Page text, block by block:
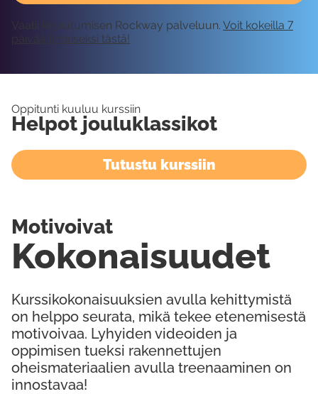
Vaatii kirjautumisen Rockway palveluun. Voit kokeilla 7
päivää ilmaiseksi tästä!
Oppitunti kuuluu kurssiin
Helpot jouluklassikot
Tutustu kurssiin
Kurssikokonaisuuksien avulla kehittymistä
on helppo seurata, mikä tekee etenemisestä
motivoivaa. Lyhyiden videoiden ja
oppimisen tueksi rakennettujen
oheismateriaalien avulla treenaaminen on
innostavaa!
Kokonaisuudet
Motivoivat